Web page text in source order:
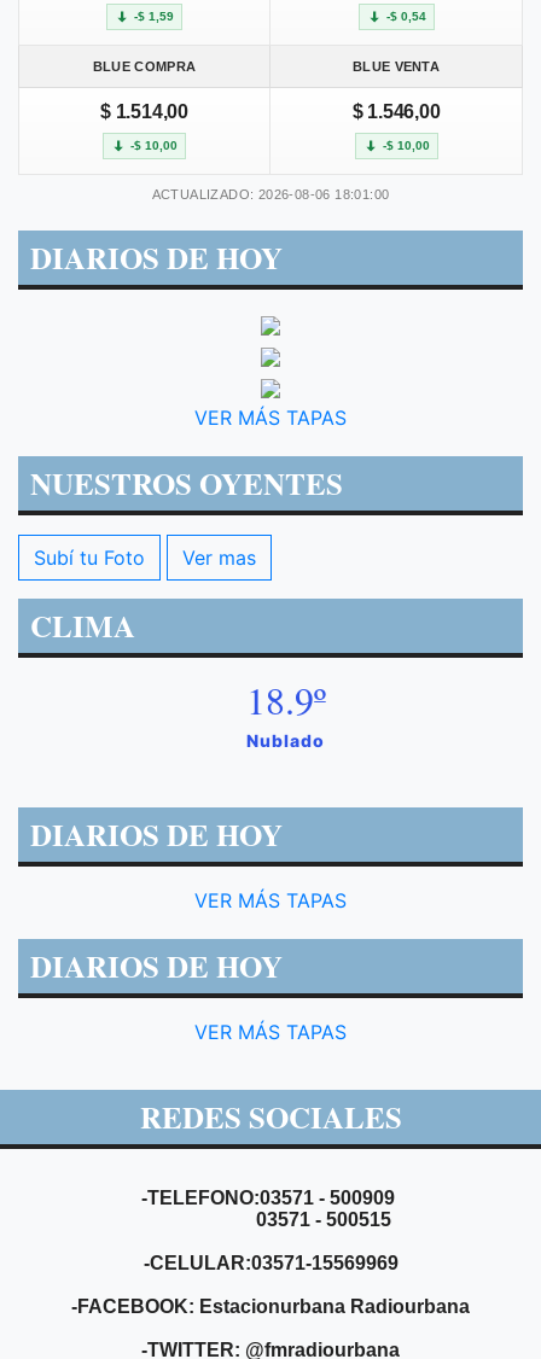
-$ 1,59 -$ 0,54
BLUE COMPRA BLUE VENTA
$ 1.514,00
-$ 10,00
$ 1.546,00
-$ 10,00
ACTUALIZADO: 2026-08-06 18:01:00
DIARIOS DE HOY
VER MÁS TAPAS
NUESTROS OYENTES
Subí tu Foto Ver mas
CLIMA
18.9º
Nublado
DIARIOS DE HOY
VER MÁS TAPAS
DIARIOS DE HOY
VER MÁS TAPAS
REDES SOCIALES
-TELEFONO:03571 - 500909
03571 - 500515
-CELULAR:03571-15569969
-FACEBOOK: Estacionurbana Radiourbana
-TWITTER: @fmradiourbana